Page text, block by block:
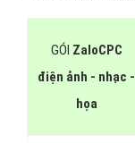
GÓI ZaloCPC
điện ảnh - nhạc -
họa